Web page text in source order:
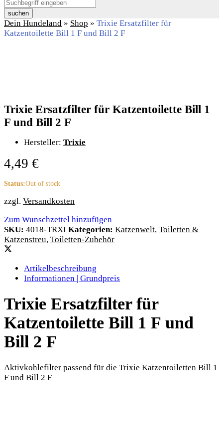
suchen
Dein Hundeland » Shop » Trixie Ersatzfilter für
Katzentoilette Bill 1 F und Bill 2 F
Trixie Ersatzfilter für Katzentoilette Bill 1
F und Bill 2 F
Hersteller: Trixie
4,49 €
Status:Out of stock
zzgl. Versandkosten
Zum Wunschzettel hinzufügen
SKU: 4018-TRXI Kategorien: Katzenwelt, Toiletten &
Katzenstreu, Toiletten-Zubehör
Artikelbeschreibung
Informationen | Grundpreis
Trixie Ersatzfilter für
Katzentoilette Bill 1 F und
Bill 2 F
Aktivkohlefilter passend für die Trixie Katzentoiletten Bill 1
F und Bill 2 F